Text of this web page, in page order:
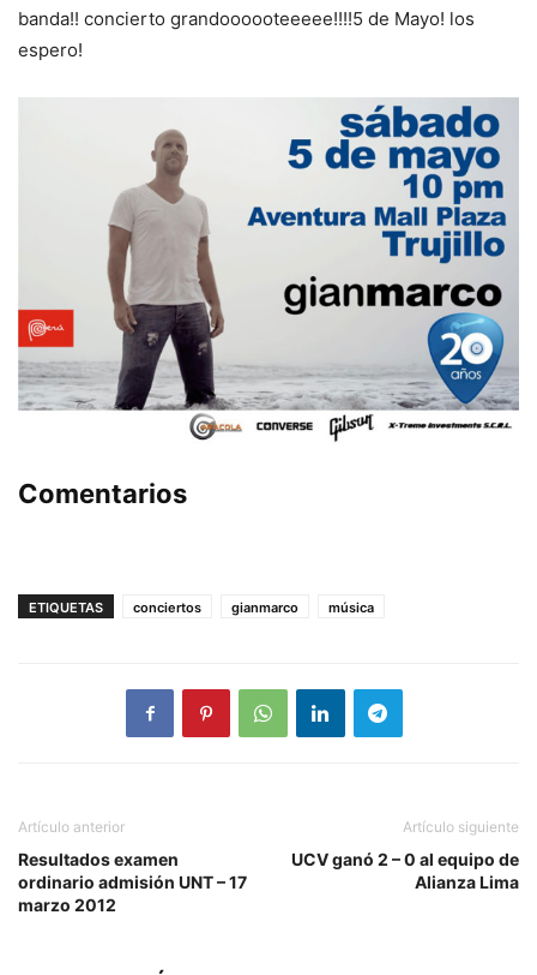
banda!! concierto grandoooooteeeee!!!!5 de Mayo! los
espero!
Comentarios
ETIQUETAS conciertos gianmarco música
Artículo anterior
Resultados examen
ordinario admisión UNT – 17
marzo 2012
Artículo siguiente
UCV ganó 2 – 0 al equipo de
Alianza Lima